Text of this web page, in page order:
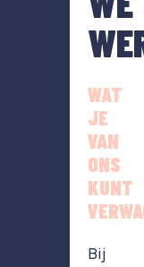
WAT
JE
VAN
ONS
KUNT
Bij